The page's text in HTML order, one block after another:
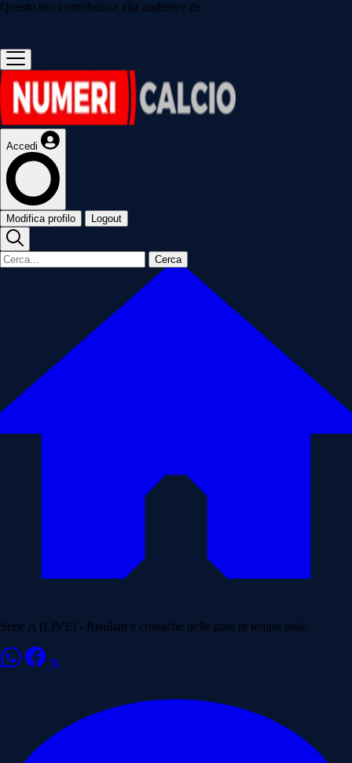
Questo sito contribuisce alla audience de
Accedi
Modifica profilo Logout
Cerca
Serie A [LIVE] - Risultati e cronache delle gare in tempo reale